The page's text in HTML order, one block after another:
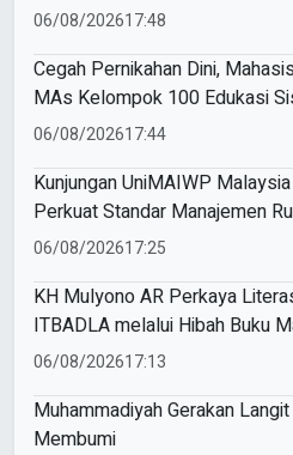
06/08/202617:48
Cegah Pernikahan Dini,
MAs Kelompok 100 Edukasi
Miftahul Ulum Tawangsari
06/08/202617:44
Kunjungan UniMAIWP
Perkuat Standar Manajemen
Syariah
06/08/202617:25
KH Mulyono AR Perkaya
ITBADLA melalui Hibah Buku
5 Jilid
06/08/202617:13
Muhammadiyah Gerakan
Membumi